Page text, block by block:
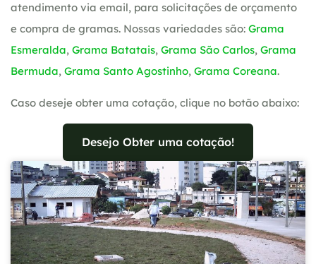
atendimento via email, para solicitações de orçamento
e compra de gramas. Nossas variedades são: Grama
Esmeralda, Grama Batatais, Grama São Carlos, Grama
Bermuda, Grama Santo Agostinho, Grama Coreana.
Caso deseje obter uma cotação, clique no botão abaixo:
Desejo Obter uma cotação!